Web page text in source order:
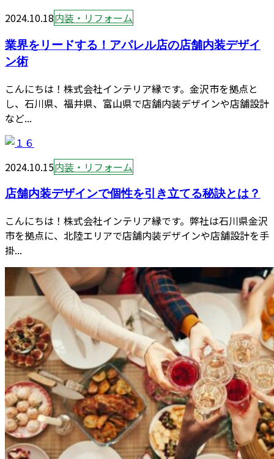
2024.10.18内装・リフォーム
業界をリードする！アパレル店の店舗内装デザイ
ン術
こんにちは！株式会社インテリア縁です。金沢市を拠点と
し、石川県、福井県、富山県で店舗内装デザインや店舗設計
など...
2024.10.15内装・リフォーム
店舗内装デザインで個性を引き立てる秘訣とは？
こんにちは！株式会社インテリア縁です。弊社は石川県金沢
市を拠点に、北陸エリアで店舗内装デザインや店舗設計を手
掛...